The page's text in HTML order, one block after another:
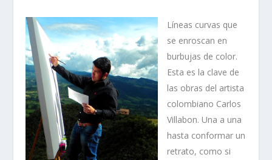
Líneas curvas que
se enroscan en
burbujas de color.
Esta es la clave de
las obras del artista
colombiano Carlos
Villabon. Una a una
hasta conformar un
retrato, como si